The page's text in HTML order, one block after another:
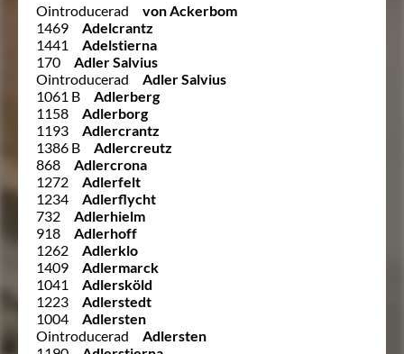
Ointroducerad
von Ackerbom
1469
Adelcrantz
1441
Adelstierna
170
Adler Salvius
Ointroducerad
Adler Salvius
1061 B
Adlerberg
1158
Adlerborg
1193
Adlercrantz
1386 B
Adlercreutz
868
Adlercrona
1272
Adlerfelt
1234
Adlerflycht
732
Adlerhielm
918
Adlerhoff
1262
Adlerklo
1409
Adlermarck
1041
Adlersköld
1223
Adlerstedt
1004
Adlersten
Ointroducerad
Adlersten